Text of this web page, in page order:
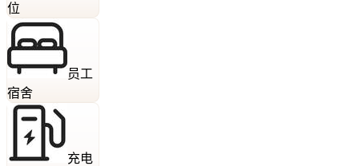
位
员工
宿舍
充电